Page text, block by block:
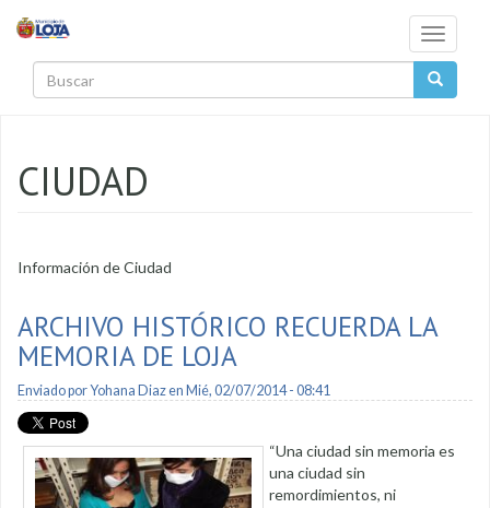
Toggle
CIUDAD
Información de Ciudad
ARCHIVO HISTÓRICO RECUERDA LA
MEMORIA DE LOJA
Enviado porYohana Diazen Mié, 02/07/2014 - 08:41
“Una ciudad sin memoria es
una ciudad sin
remordimientos, ni